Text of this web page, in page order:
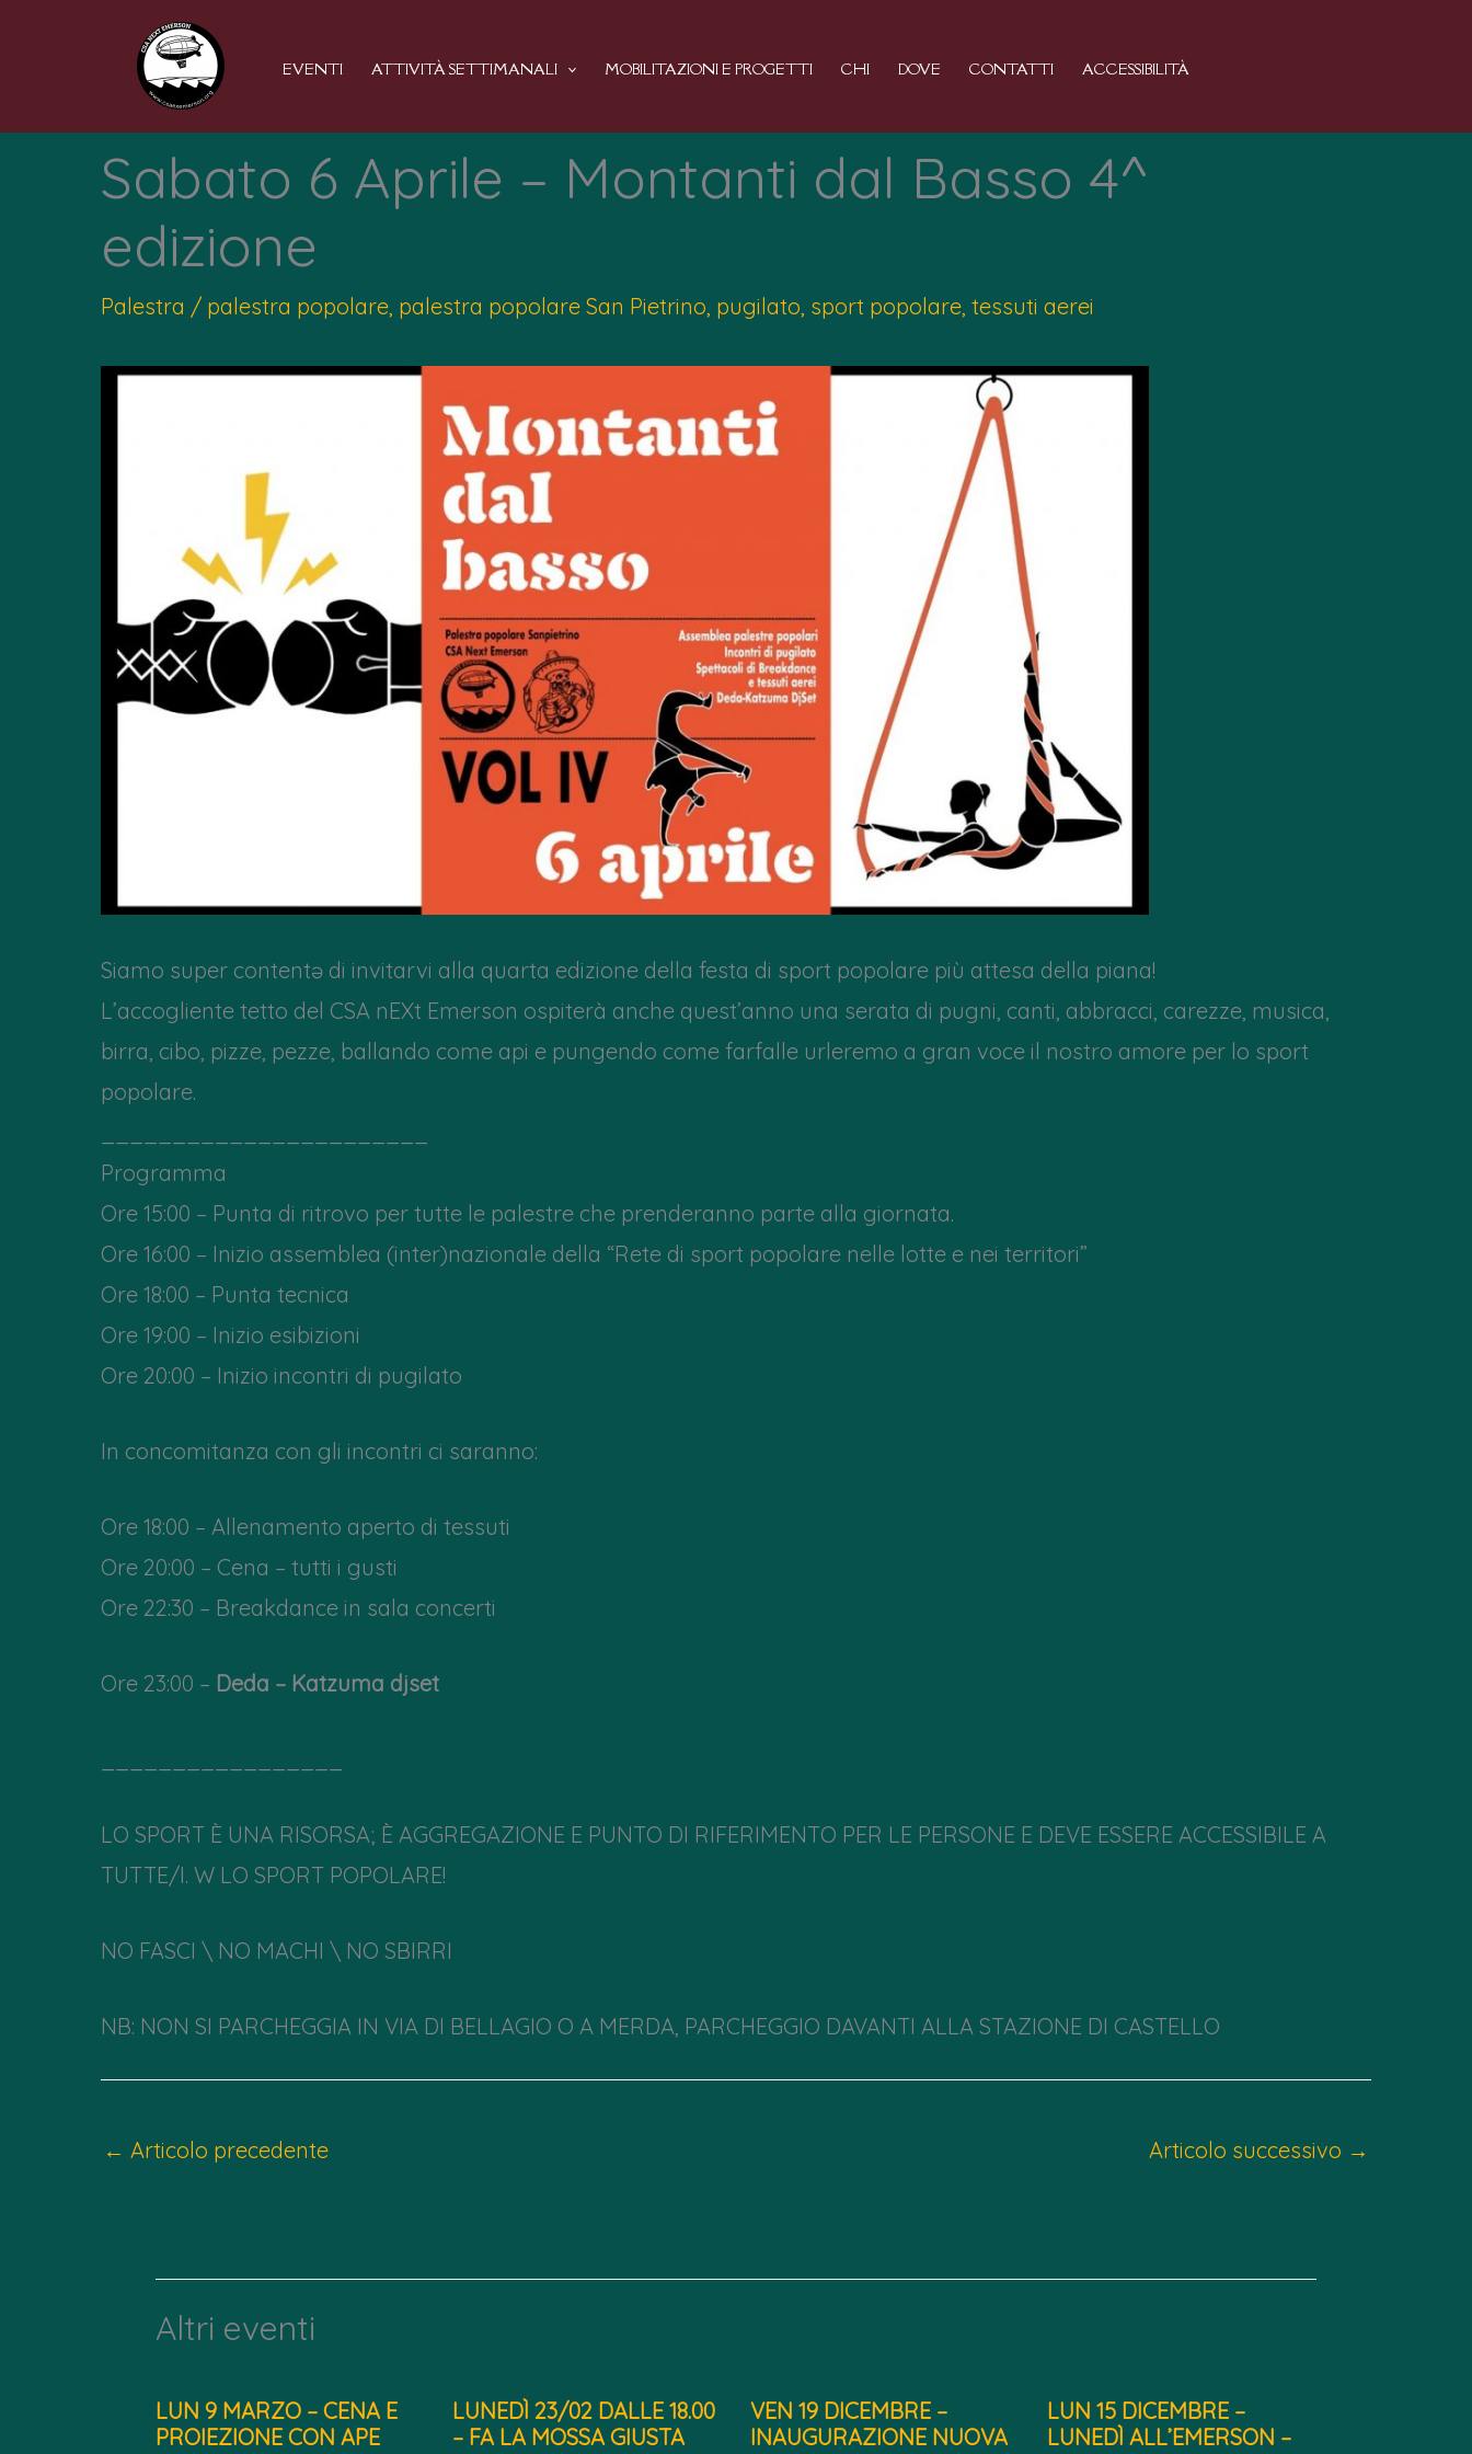
EVENTI ATTIVITÀ SETTIMANALI MOBILITAZIONI E PROGETTI CHI DOVE CONTATTI ACCESSIBILITÀ
Sabato 6 Aprile – Montanti dal Basso 4^
edizione
Palestra / palestra popolare, palestra popolare San Pietrino, pugilato, sport popolare, tessuti aerei
Siamo super contentə di invitarvi alla quarta edizione della festa di sport popolare più attesa della piana!
L’accogliente tetto del CSA nEXt Emerson ospiterà anche quest’anno una serata di pugni, canti, abbracci, carezze, musica,
birra, cibo, pizze, pezze, ballando come api e pungendo come farfalle urleremo a gran voce il nostro amore per lo sport
popolare.
Programma
Ore 15:00 – Punta di ritrovo per tutte le palestre che prenderanno parte alla giornata.
Ore 16:00 – Inizio assemblea (inter)nazionale della “Rete di sport popolare nelle lotte e nei territori”
Ore 18:00 – Punta tecnica
Ore 19:00 – Inizio esibizioni
Ore 20:00 – Inizio incontri di pugilato
In concomitanza con gli incontri ci saranno:
Ore 18:00 – Allenamento aperto di tessuti
Ore 20:00 – Cena – tutti i gusti
Ore 22:30 – Breakdance in sala concerti
Ore 23:00 – Deda – Katzuma djset
LO SPORT È UNA RISORSA; È AGGREGAZIONE E PUNTO DI RIFERIMENTO PER LE PERSONE E DEVE ESSERE ACCESSIBILE A
TUTTE/I. W LO SPORT POPOLARE!
NO FASCI \ NO MACHI \ NO SBIRRI
NB: NON SI PARCHEGGIA IN VIA DI BELLAGIO O A MERDA, PARCHEGGIO DAVANTI ALLA STAZIONE DI CASTELLO
← Articolo precedente Articolo successivo →
Altri eventi
LUN 9 MARZO – CENA E
PROIEZIONE CON APE
LUNEDÌ 23/02 DALLE 18.00
– FA LA MOSSA GIUSTA
VEN 19 DICEMBRE –
INAUGURAZIONE NUOVA
LUN 15 DICEMBRE –
LUNEDÌ ALL’EMERSON –